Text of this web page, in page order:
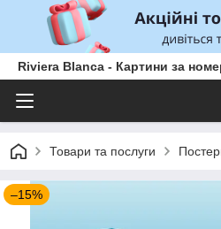
Riviera Blanca - Картини за
Товари та послуги
–15%